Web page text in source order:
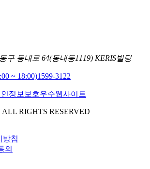
구 동내로 64(동내동1119) KERIS빌딩
~ 18:00)1599-3122
RIGHTS RESERVED
방침
의